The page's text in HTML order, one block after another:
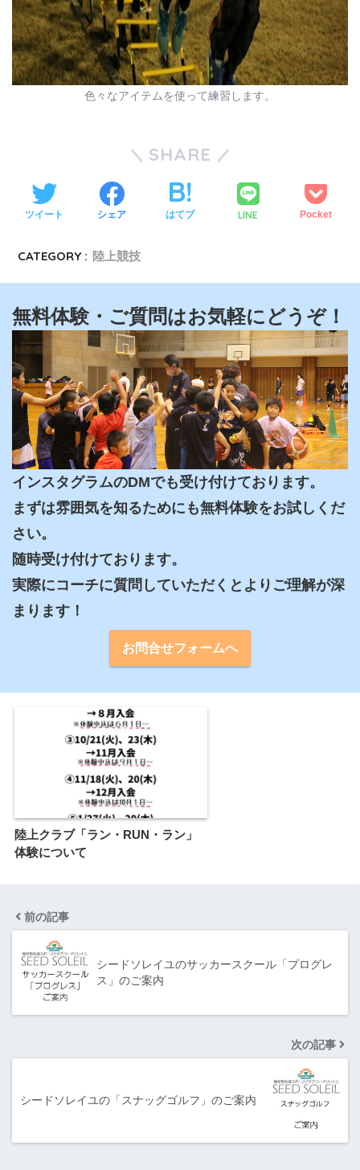
色々なアイテムを使って練習します。
SHARE
ツイート シェア はてブ LINE Pocket
CATEGORY : 陸上競技
無料体験・ご質問はお気軽にどうぞ！
インスタグラムのDMでも受け付けております。
まずは雰囲気を知るためにも無料体験をお試しくだ
さい。
随時受け付けております。
実際にコーチに質問していただくとよりご理解が深
まります！
お問合せフォームへ
陸上クラブ「ラン・RUN・ラン」
体験について
前の記事
シードソレイユのサッカースクール「プログレ
ス」のご案内
次の記事
シードソレイユの「スナッグゴルフ」のご案内